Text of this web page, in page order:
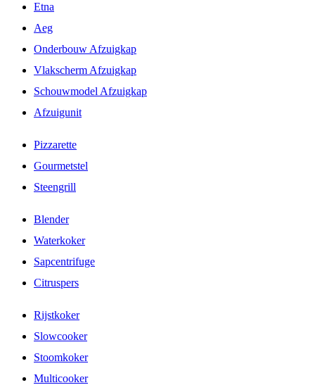
Etna
Aeg
Onderbouw Afzuigkap
Vlakscherm Afzuigkap
Schouwmodel Afzuigkap
Afzuigunit
Pizzarette
Gourmetstel
Steengrill
Blender
Waterkoker
Sapcentrifuge
Citruspers
Rijstkoker
Slowcooker
Stoomkoker
Multicooker